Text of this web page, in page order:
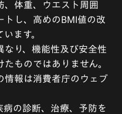
、体重、ウエスト周囲
トし、高めのBMI値の改
ます。
なり、機能性及び安全性
ものではありません。
情報は消費者庁のウェブ
の診断、治療、予防を